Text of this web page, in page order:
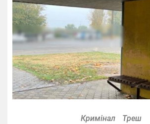
Кримінал Треш